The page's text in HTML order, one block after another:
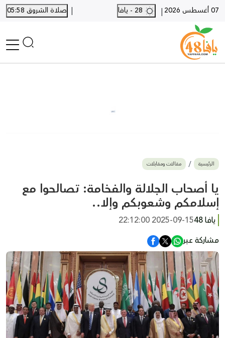
07 أغسطس 2026 |
| صلاة الشروق 05:58
بيع وشراء
أخبار القدس
وفيات
المزيد
ارسل خبر
الرئيسية مقالات ومقابلات
يا أصحاب الجلالة والفخامة: تصالحوا مع
إسلامكم وشعوبكم وإلا..
يافا 48
2025-09-15 22:12:00
مشاركة عبر